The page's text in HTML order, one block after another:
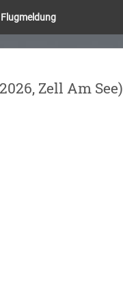
Flugmeldung
Zell Am See)